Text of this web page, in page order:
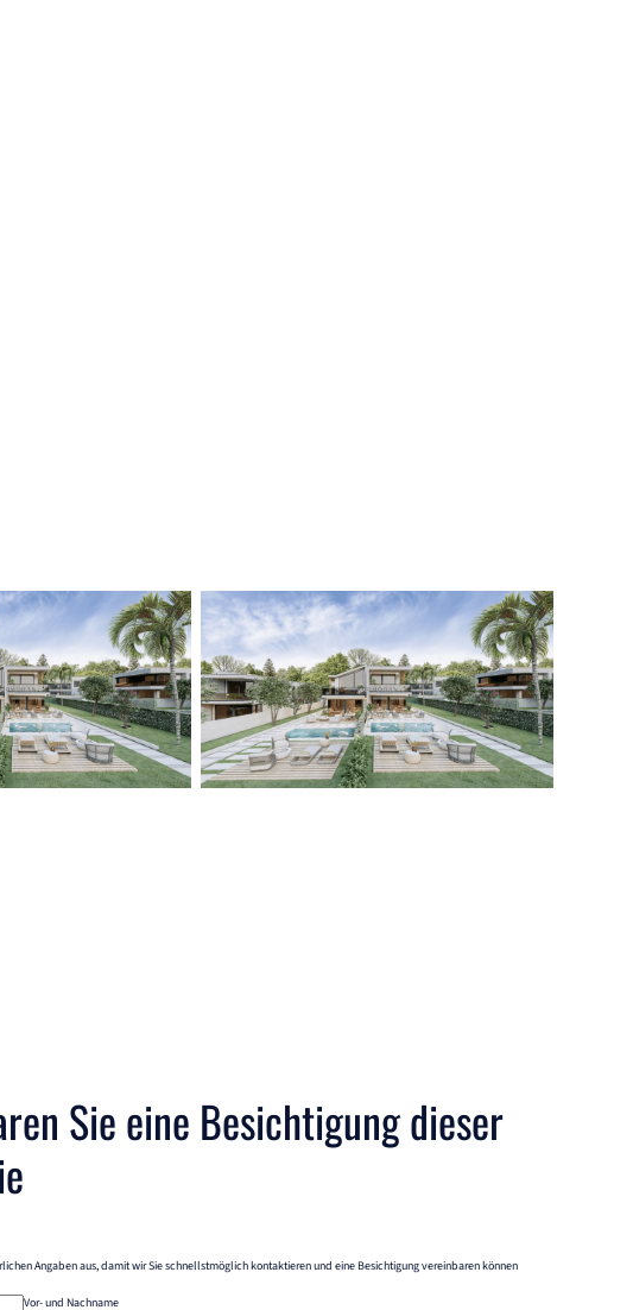
Sie eine Besichtigung dieser
Angaben aus, damit wir Sie schnellstmöglich kontaktieren und eine Besichtigung vereinbaren können
Vor- und Nachname